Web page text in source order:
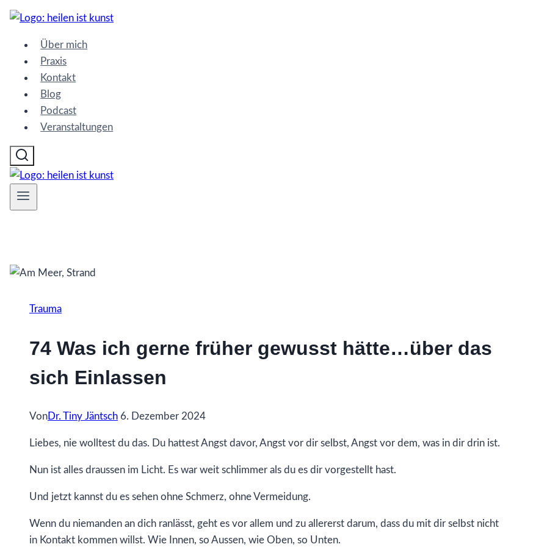
Zum
springen
Über mich
Praxis
Kontakt
Blog
Podcast
Veranstaltungen
Trauma
74 Was ich gerne früher gewusst hätte…über das
sich Einlassen
VonDr. Tiny Jäntsch 6. Dezember 2024
Liebes, nie wolltest du das. Du hattest Angst davor, Angst vor dir selbst, Angst vor dem, was in dir drin ist.
Nun ist alles draussen im Licht. Es war weit schlimmer als du es dir vorgestellt hast.
Und jetzt kannst du es sehen ohne Schmerz, ohne Vermeidung.
Wenn du niemanden an dich ranlässt, geht es vor allem und zu allererst darum, dass du mit dir selbst nicht
in Kontakt kommen willst. Wie Innen, so Aussen, wie Oben, so Unten.